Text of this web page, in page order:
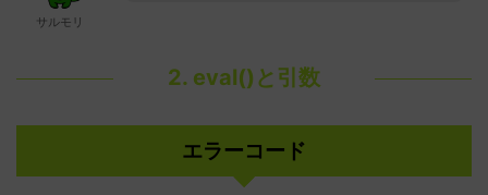
サルモリ
2. eval()と引数
エラーコード